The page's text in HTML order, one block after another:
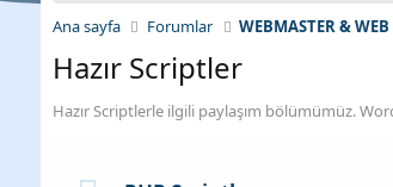
Ana sayfa Forumlar WEBMASTER &
Hazır Scriptler
Hazır Scriptlerle ilgili paylaşım bölümümüz.